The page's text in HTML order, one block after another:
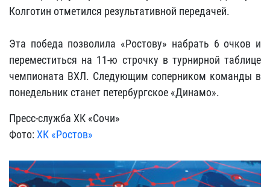
Колготин отметился результативной передачей.
Эта победа позволила «Ростову» набрать 6 очков и
переместиться на 11-ю строчку в турнирной таблице
чемпионата ВХЛ. Следующим соперником команды в
понедельник станет петербургское «Динамо».
Пресс-служба ХК «Сочи»
Фото:ХК «Ростов»